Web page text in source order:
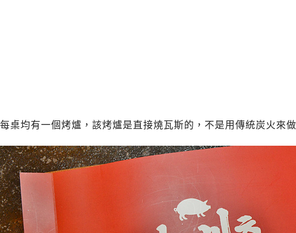
每桌均有一個烤爐，該烤爐是直接燒瓦斯的，不是用傳統炭火來